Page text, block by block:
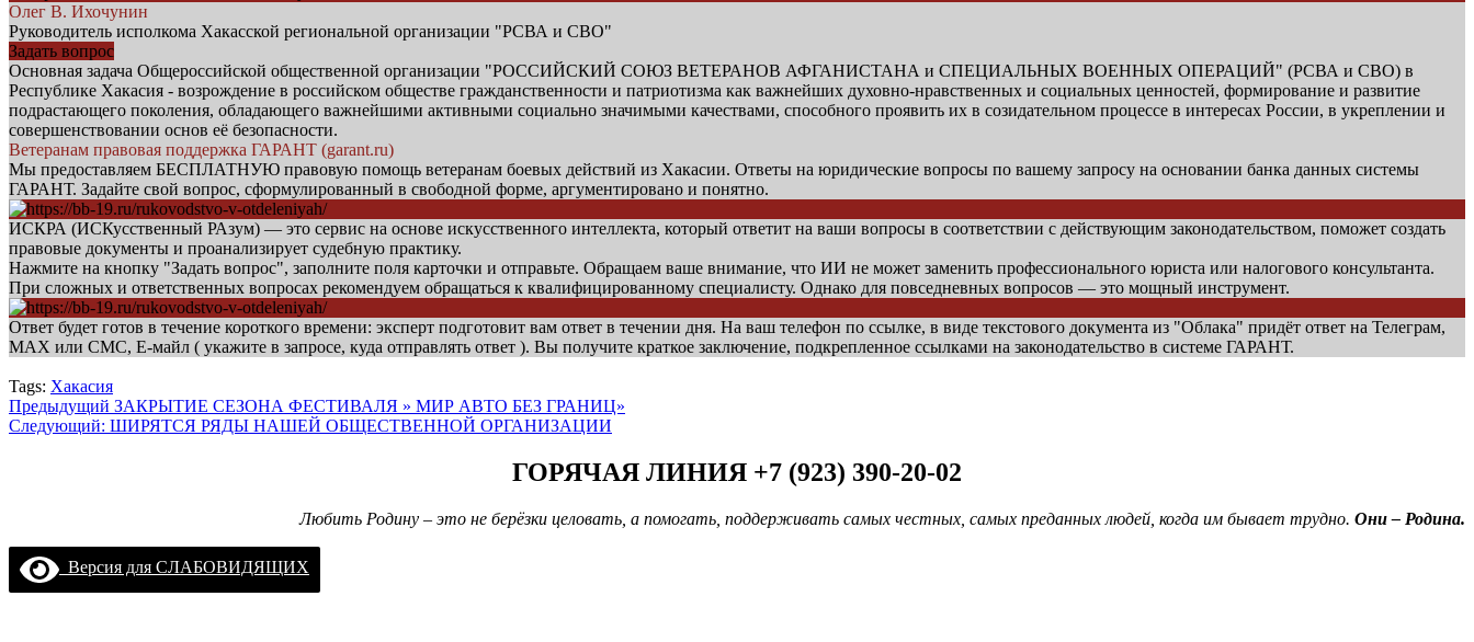
Олег В. Ихочунин
Руководитель исполкома Хакасской региональной организации "РСВА и СВО"
Задать вопрос
Основная задача Общероссийской общественной организации "РОССИЙСКИЙ СОЮЗ ВЕТЕРАНОВ АФГАНИСТАНА и СПЕЦИАЛЬНЫХ ВОЕННЫХ ОПЕРАЦИЙ" (РСВА и СВО) в
Республике Хакасия - возрождение в российском обществе гражданственности и патриотизма как важнейших духовно-нравственных и социальных ценностей, формирование и развитие
подрастающего поколения, обладающего важнейшими активными социально значимыми качествами, способного проявить их в созидательном процессе в интересах России, в укреплении и
совершенствовании основ её безопасности.
Ветеранам правовая поддержка ГАРАНТ (garant.ru)
Мы предоставляем БЕСПЛАТНУЮ правовую помощь ветеранам боевых действий из Хакасии. Ответы на юридические вопросы по вашему запросу на основании банка данных системы
ГАРАНТ. Задайте свой вопрос, сформулированный в свободной форме, аргументировано и понятно.
ИСКРА (ИСКусственный РАзум) — это сервис на основе искусственного интеллекта, который ответит на ваши вопросы в соответствии с действующим законодательством, поможет создать
правовые документы и проанализирует судебную практику.
Нажмите на кнопку "Задать вопрос", заполните поля карточки и отправьте. Обращаем ваше внимание, что ИИ не может заменить профессионального юриста или налогового консультанта.
При сложных и ответственных вопросах рекомендуем обращаться к квалифицированному специалисту. Однако для повседневных вопросов — это мощный инструмент.
Ответ будет готов в течение короткого времени: эксперт подготовит вам ответ в течении дня. На ваш телефон по ссылке, в виде текстового документа из "Облака" придёт ответ на Телеграм,
МАХ или СМС, Е-майл ( укажите в запросе, куда отправлять ответ ). Вы получите краткое заключение, подкрепленное ссылками на законодательство в системе ГАРАНТ.
Tags: Хакасия
Навигация
записи
Предыдущий ЗАКРЫТИЕ СЕЗОНА ФЕСТИВАЛЯ » МИР АВТО БЕЗ ГРАНИЦ»
Следующий: ШИРЯТСЯ РЯДЫ НАШЕЙ ОБЩЕСТВЕННОЙ ОРГАНИЗАЦИИ
ГОРЯЧАЯ ЛИНИЯ +7 (923) 390-20-02
Любить Родину – это не берёзки целовать, а помогать, поддерживать самых честных, самых преданных людей, когда им бывает трудно. Они – Родина.
Версия для СЛАБОВИДЯЩИХ